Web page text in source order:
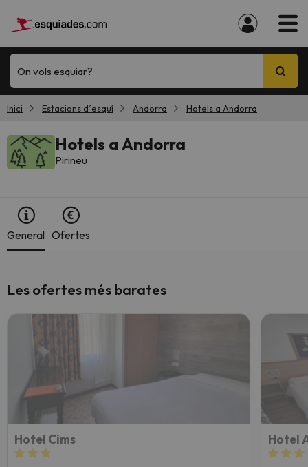
On vols esquiar?
Inici Estacions d´esquí Andorra Hotels a Andorra
Hotels a Andorra
Pirineu
General Ofertes
Les ofertes més barates
Hotel Cims Hotel